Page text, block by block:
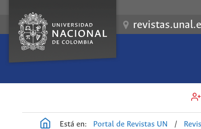
Está en: Portal de Revistas UN /